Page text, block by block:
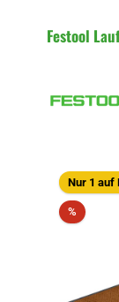
Festool
Nur 1 auf
%Rabatt